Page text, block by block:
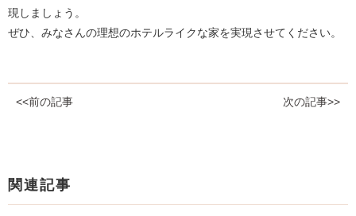
現しましょう。
ぜひ、みなさんの理想のホテルライクな家を実現させてください。
<<前の記事 次の記事>>
関連記事